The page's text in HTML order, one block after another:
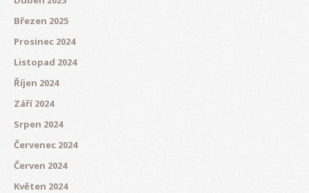
Březen 2025
Prosinec 2024
Listopad 2024
Říjen 2024
Září 2024
Srpen 2024
Červenec 2024
Červen 2024
Květen 2024